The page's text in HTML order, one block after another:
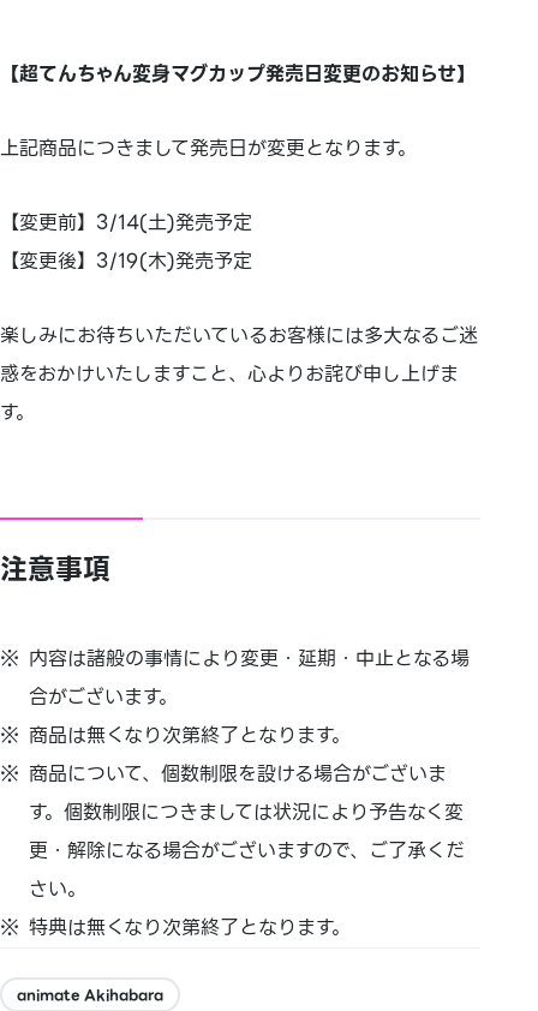
【超てんちゃん変身マグカップ発売日変更のお知らせ】
上記商品につきまして発売日が変更となります。
【変更前】3/14(土)発売予定
【変更後】3/19(木)発売予定
楽しみにお待ちいただいているお客様には多大なるご迷
惑をおかけいたしますこと、心よりお詫び申し上げま
す。
注意事項
内容は諸般の事情により変更・延期・中止となる場
合がございます。
商品は無くなり次第終了となります。
商品について、個数制限を設ける場合がございま
す。個数制限につきましては状況により予告なく変
更・解除になる場合がございますので、ご了承くだ
さい。
特典は無くなり次第終了となります。
animate Akihabara